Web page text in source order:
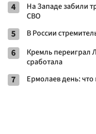
4
На Западе забили
СВО
5 В России
6
Кремль переиграл
сработала
7 Ермолаев день: что